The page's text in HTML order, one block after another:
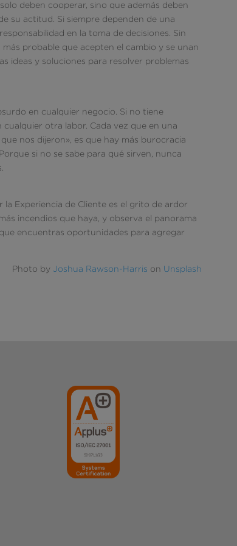
deben cooperar, sino que además deben
su actitud. Si siempre dependen de una
en la toma de decisiones. Sin
probable que acepten el cambio y se unan
ideas y soluciones para resolver problemas
en cualquier negocio. Si no tiene
otra labor. Cada vez que en una
nos dijeron», es que hay más burocracia
si no se sabe para qué sirven, nunca
Experiencia de Cliente es el grito de ardor
incendios que haya, y observa el panorama
encuentras oportunidades para agregar
Photo by Joshua Rawson-Harris on Unsplash